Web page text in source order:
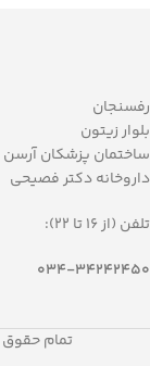
رفسنجان
بلوار زیتون
ساختمان پزشکان آرسن
داروخانه دکتر فصیحی
تلفن (از 16 تا 22):
034-34242450
تمام